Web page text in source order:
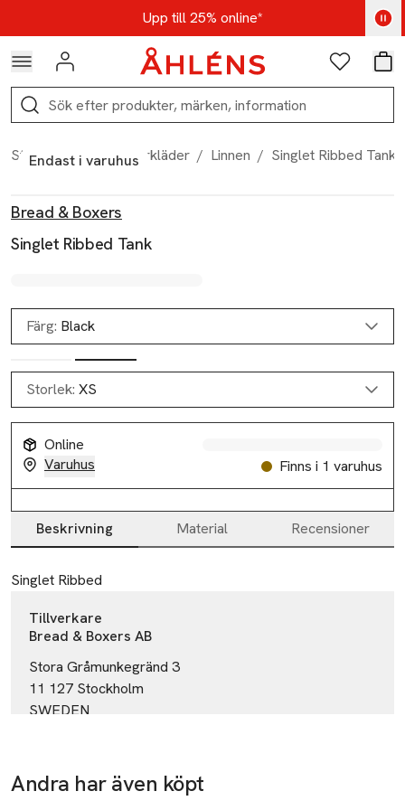
Hoppa till navigationsmenynUpp till 25% online*
Kod: AUG25 - Shoppa nu
Logga in Favoriter
Sök
Start / Dam / Underkläder / Linnen / Singlet Ribbed Tank
Endast i varuhus
Bread & Boxers
Singlet Ribbed Tank
Färg: Black
Storlek: XS
Online
Varuhus
Finns i 1 varuhus
Beskrivning Material Recensioner
Beskrivning
Singlet Ribbed
Tillverkare
Bread & Boxers AB
Stora Gråmunkegränd 3
11 127 Stockholm
SWEDEN
Mobilnummer
Andra har även köpt